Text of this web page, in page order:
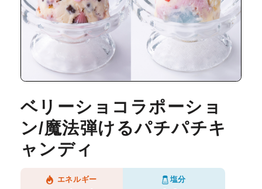
ベリーショコラポーショ
ン/魔法弾けるパチパチキ
ャンディ
エネルギー 塩分